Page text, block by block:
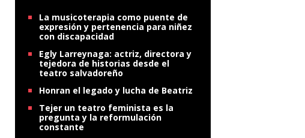
La musicoterapia como puente de
expresión y pertenencia para niñez
con discapacidad
Egly Larreynaga: actriz, directora y
tejedora de historias desde el
teatro salvadoreño
Honran el legado y lucha de Beatriz
Tejer un teatro feminista es la
pregunta y la reformulación
constante